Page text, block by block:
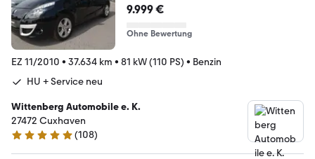
9.999 €
Ohne Bewertung
EZ 11/2010 • 37.634 km • 81 kW (110 PS) • Benzin
HU + Service neu
Wittenberg Automobile e. K.
27472 Cuxhaven
4.9 Sterne
(108)